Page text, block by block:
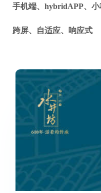
手机端、hybridAPP、小
跨屏、自适应、响应式